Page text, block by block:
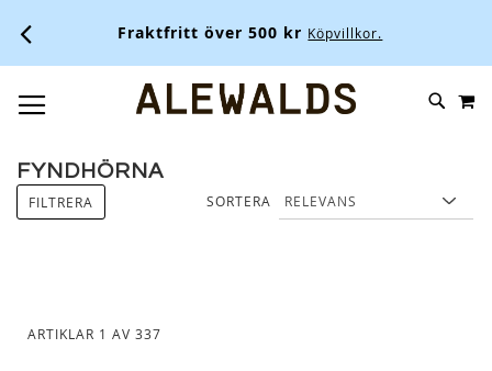
Fraktfritt över 500 kr Köpvillkor.
SKIP
FYNDHÖRNA
ARTIKLAR 1 AV 337
SORTERA
FILTRERA